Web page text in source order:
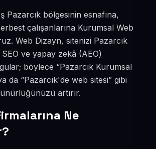
Pazarcık bölgesinin esnafına,
çalışanlarına Kurumsal Web
Web Dizayn, sitenizi Pazarcık
ve yapay zekâ (AEO)
böylece “Pazarcık Kurumsal
da “Pazarcık'de web sitesi” gibi
artırır.
Ne